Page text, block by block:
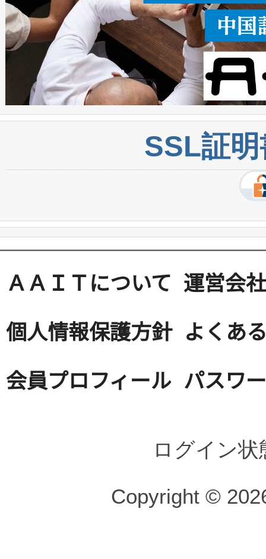
SSL証
ＡＡＩＴについて 運営会社
個人情報保護方針 よくあ
会員プロフィール パスワ
ログイン
Copyright ©